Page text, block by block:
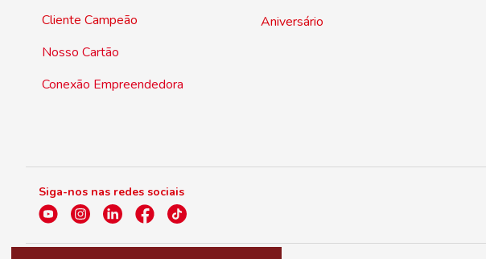
Cliente Campeão
Nosso Cartão
Conexão Empreendedora
Aniversário
Siga-nos nas redes sociais